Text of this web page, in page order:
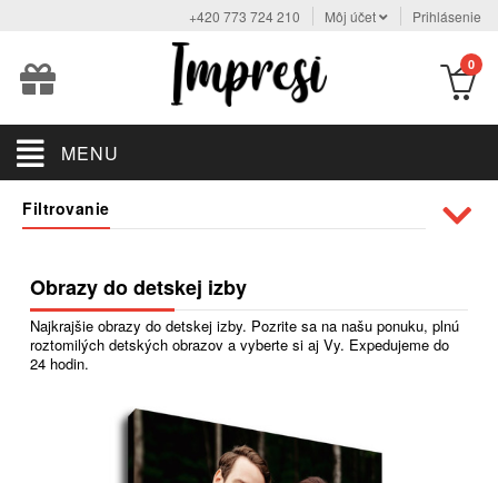
+420 773 724 210 Môj účet Prihlásenie
0
MENU
Filtrovanie
Obrazy do detskej izby
Najkrajšie obrazy do detskej izby. Pozrite sa na našu ponuku, plnú
roztomilých detských obrazov a vyberte si aj Vy. Expedujeme do
24 hodin.